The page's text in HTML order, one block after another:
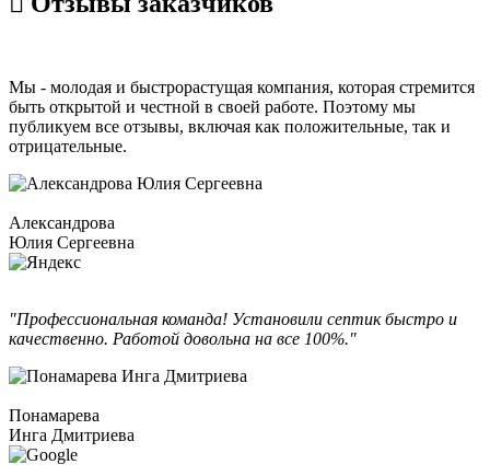
Мы - молодая и быстрорастущая компания, которая стремится
быть открытой и честной в своей работе. Поэтому мы
публикуем все отзывы, включая как положительные, так и
отрицательные.
Александрова
Юлия Сергеевна
"Профессиональная команда! Установили септик быстро и
качественно. Работой довольна на все 100%."
Понамарева
Инга Дмитриева